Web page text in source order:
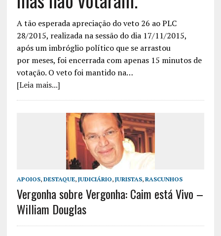
A tão esperada apreciação do veto 26 ao PLC
28/2015, realizada na sessão do dia 17/11/2015,
após um imbróglio político que se arrastou
por meses, foi encerrada com apenas 15 minutos de
votação. O veto foi mantido na…
[Leia mais...]
APOIOS, DESTAQUE, JUDICIÁRIO, JURISTAS, RASCUNHOS
Vergonha sobre Vergonha: Caim está Vivo –
William Douglas